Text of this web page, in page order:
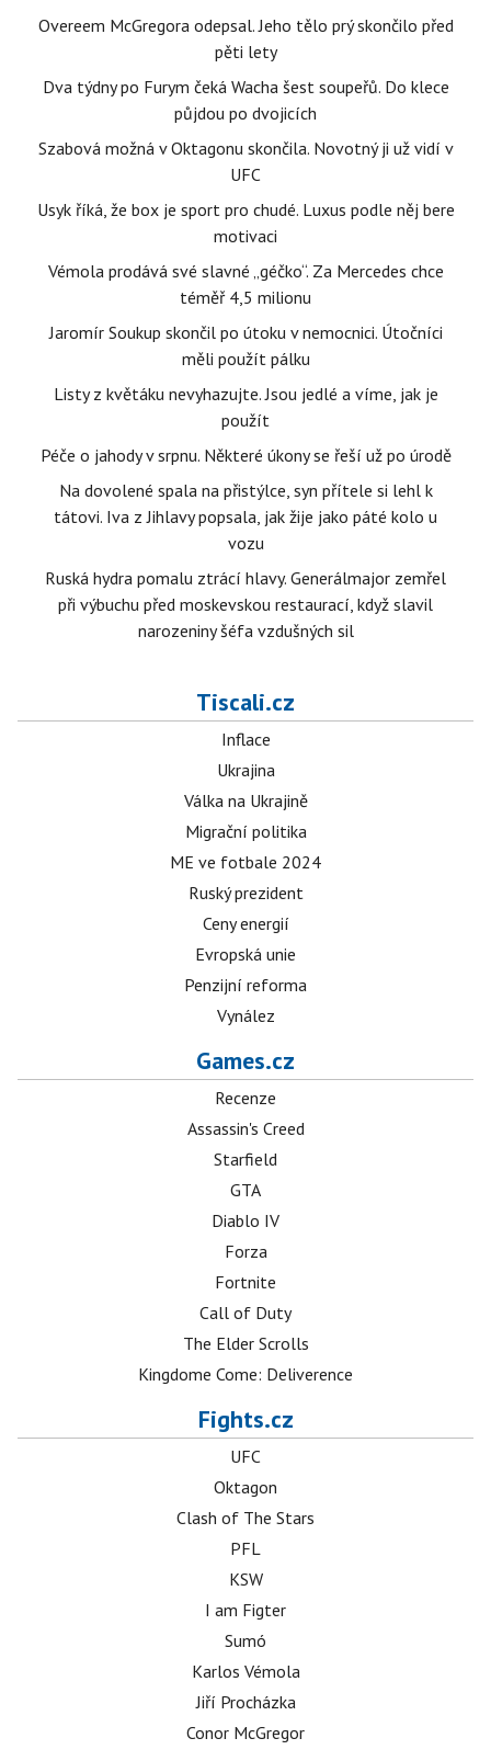
Overeem McGregora odepsal. Jeho tělo prý skončilo před
pěti lety
Dva týdny po Furym čeká Wacha šest soupeřů. Do klece
půjdou po dvojicích
Szabová možná v Oktagonu skončila. Novotný ji už vidí v
UFC
Usyk říká, že box je sport pro chudé. Luxus podle něj bere
motivaci
Vémola prodává své slavné „géčko“. Za Mercedes chce
téměř 4,5 milionu
Jaromír Soukup skončil po útoku v nemocnici. Útočníci
měli použít pálku
Listy z květáku nevyhazujte. Jsou jedlé a víme, jak je
použít
Péče o jahody v srpnu. Některé úkony se řeší už po úrodě
Na dovolené spala na přistýlce, syn přítele si lehl k
tátovi. Iva z Jihlavy popsala, jak žije jako páté kolo u
vozu
Ruská hydra pomalu ztrácí hlavy. Generálmajor zemřel
při výbuchu před moskevskou restaurací, když slavil
narozeniny šéfa vzdušných sil
Tiscali.cz
Inflace
Ukrajina
Válka na Ukrajině
Migrační politika
ME ve fotbale 2024
Ruský prezident
Ceny energií
Evropská unie
Penzijní reforma
Vynález
Games.cz
Recenze
Assassin's Creed
Starfield
GTA
Diablo IV
Forza
Fortnite
Call of Duty
The Elder Scrolls
Kingdome Come: Deliverence
Fights.cz
UFC
Oktagon
Clash of The Stars
PFL
KSW
I am Figter
Sumó
Karlos Vémola
Jiří Procházka
Conor McGregor